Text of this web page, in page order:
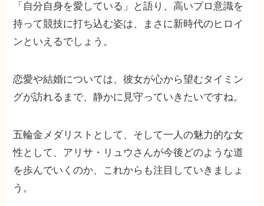
「自分自身を愛している」と語り、高いプロ意識を
持って競技に打ち込む姿は、まさに新時代のヒロイ
ンといえるでしょう。
恋愛や結婚については、彼女が心から望むタイミン
グが訪れるまで、静かに見守っていきたいですね。
五輪金メダリストとして、そして一人の魅力的な女
性として、アリサ・リュウさんが今後どのような道
を歩んでいくのか、これからも注目していきましょ
う。